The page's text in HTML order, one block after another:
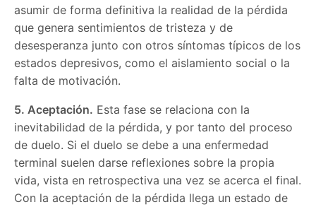
asumir de forma definitiva la realidad de la pérdida
que genera sentimientos de tristeza y de
desesperanza junto con otros síntomas típicos de los
estados depresivos, como el aislamiento social o la
falta de motivación.
5. Aceptación. Esta fase se relaciona con la
inevitabilidad de la pérdida, y por tanto del proceso
de duelo. Si el duelo se debe a una enfermedad
terminal suelen darse reflexiones sobre la propia
vida, vista en retrospectiva una vez se acerca el final.
Con la aceptación de la pérdida llega un estado de